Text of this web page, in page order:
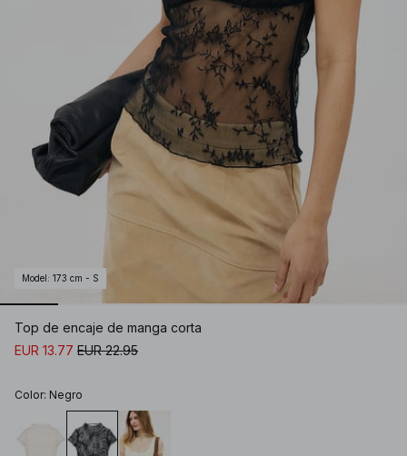
Model : 173 cm - S
Top de encaje de manga corta
EUR 13.77 EUR 22.95
Color: Negro